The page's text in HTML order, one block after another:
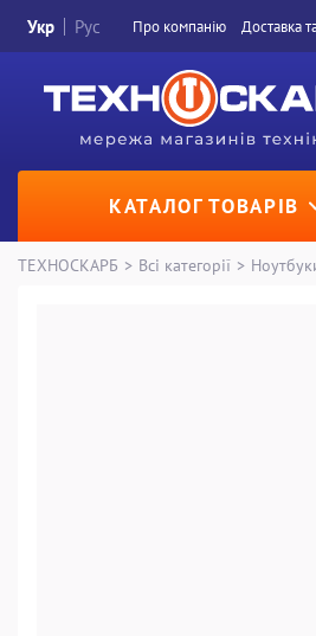
Укр Рус Про компанiю Доставка
КАТАЛОГ ТОВАРІВ
ТЕХНОСКАРБ > Всі категорії >